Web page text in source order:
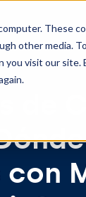
These
other media.
visit our
de